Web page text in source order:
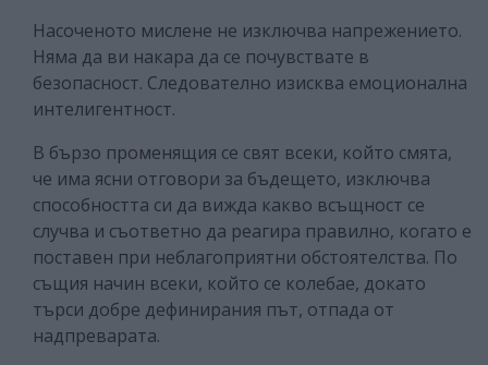
Насоченото мислене не изключва напрежението.
Няма да ви накара да се почувствате в
безопасност. Следователно изисква емоционална
интелигентност.
В бързо променящия се свят всеки, който смята,
че има ясни отговори за бъдещето, изключва
способността си да вижда какво всъщност се
случва и съответно да реагира правилно, когато е
поставен при неблагоприятни обстоятелства. По
същия начин всеки, който се колебае, докато
търси добре дефинирания път, отпада от
надпреварата.